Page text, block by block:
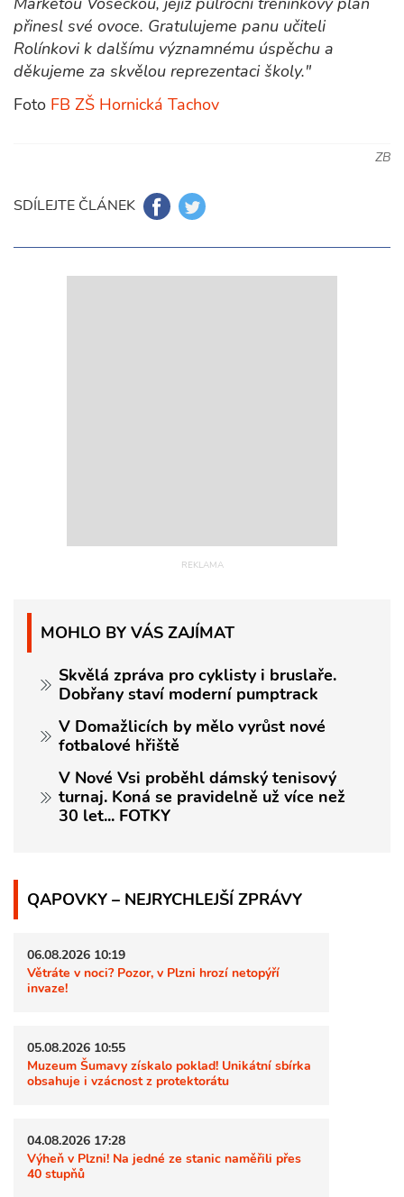
přinesl své ovoce. Gratulujeme panu učiteli
Rolínkovi k dalšímu významnému úspěchu a
děkujeme za skvělou reprezentaci školy."
Foto FB ZŠ Hornická Tachov
ZB
SDÍLEJTE ČLÁNEK
MOHLO BY VÁS ZAJÍMAT
Skvělá zpráva pro cyklisty i bruslaře.
Dobřany staví moderní pumptrack
V Domažlicích by mělo vyrůst nové
fotbalové hřiště
V Nové Vsi proběhl dámský tenisový
turnaj. Koná se pravidelně už více než
30 let... FOTKY
QAPOVKY – NEJRYCHLEJŠÍ ZPRÁVY
06.08.2026 10:19
Větráte v noci? Pozor, v Plzni hrozí netopýří
invaze!
05.08.2026 10:55
Muzeum Šumavy získalo poklad! Unikátní sbírka
obsahuje i vzácnost z protektorátu
04.08.2026 17:28
Výheň v Plzni! Na jedné ze stanic naměřili přes
40 stupňů